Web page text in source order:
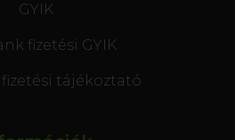
GYIK
fizetési GYIK
tájékoztató